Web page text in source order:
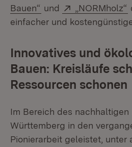
Bauen“ (Öffnet in neuem
und Extern:
„NORMholz“
einfacher und
Innovatives und
Bauen: Kreisläufe
Ressourcen schonen
Im Bereich des
Württemberg in den
Pionierarbeit geleistet, unter